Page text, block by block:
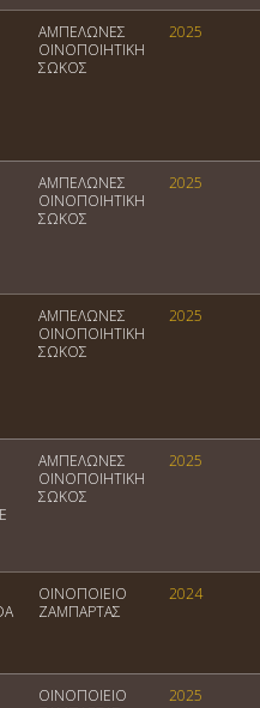
ΑΜΠΕΛΩΝΕΣ
ΟΙΝΟΠΟΙΗΤΙΚΗ
ΣΩΚΟΣ
2025
ΑΜΠΕΛΩΝΕΣ
ΟΙΝΟΠΟΙΗΤΙΚΗ
ΣΩΚΟΣ
2025
ΑΜΠΕΛΩΝΕΣ
ΟΙΝΟΠΟΙΗΤΙΚΗ
ΣΩΚΟΣ
2025
ΑΜΠΕΛΩΝΕΣ
ΟΙΝΟΠΟΙΗΤΙΚΗ
ΣΩΚΟΣ
2025
ΟΙΝΟΠΟΙΕΙΟ
ΖΑΜΠΑΡΤΑΣ
2024
ΟΙΝΟΠΟΙΕΙΟ
2025